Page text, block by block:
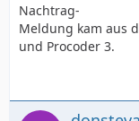
Nachtrag-
Meldung kam aus
und Procoder 3.